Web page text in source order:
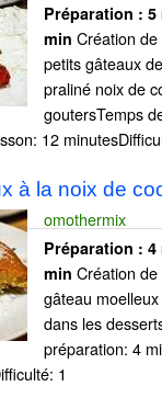
Préparation : 5
min Création
petits gâteaux
praliné noix de
goutersTemps
12
à la noix de
omothermix
Préparation : 4
min Création
gâteau
dans les
préparation: 4
1